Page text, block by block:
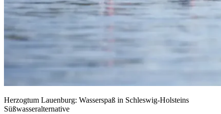
Herzogtum Lauenburg: Wasserspaß in Schleswig-Holsteins
Süßwasseralternative